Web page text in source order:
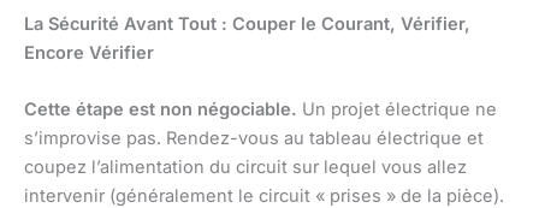
La Sécurité Avant Tout : Couper le Courant, Vérifier,
Encore Vérifier
Cette étape est non négociable. Un projet électrique ne
s’improvise pas. Rendez-vous au tableau électrique et
coupez l’alimentation du circuit sur lequel vous allez
intervenir (généralement le circuit « prises » de la pièce).